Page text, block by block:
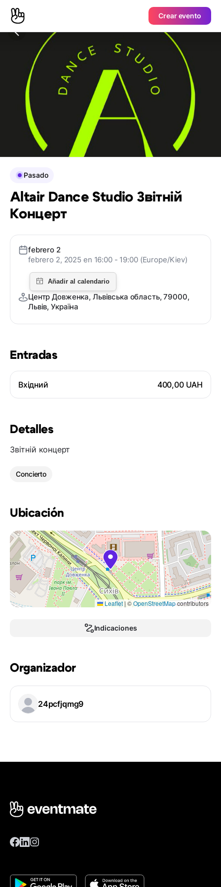
Crear evento
Entradas
Вхідний 400,00 UAH
Detalles
Звітній концерт
Concierto
Ubicación
Leaflet|©OpenStreetMapcontributors
Indicaciones
Organizador
24pcfjqmg9
Pasado
Altair Dance Studio Звітній
Концерт
febrero 2
febrero 2, 2025 en 16:00 - 19:00 (Europe/Kiev)
Центр Довженка, Львівська область, 79000,
Львів, Україна